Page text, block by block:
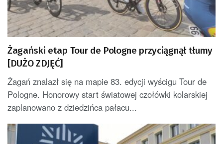
Żagański etap Tour de Pologne przyciągnął tłumy
[DUŻO ZDJĘĆ]
Żagań znalazł się na mapie 83. edycji wyścigu Tour de
Pologne. Honorowy start światowej czołówki kolarskiej
zaplanowano z dziedzińca pałacu...